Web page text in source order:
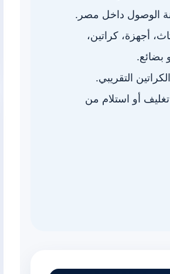
الوصول داخل مصر.
أجهزة، كراتين،
بضائع.
التقريبي.
أو استلام من